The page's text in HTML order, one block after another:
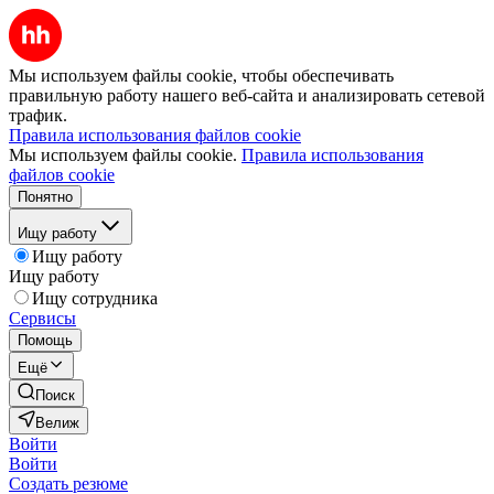
Мы используем файлы cookie, чтобы обеспечивать
правильную работу нашего веб-сайта и анализировать сетевой
трафик.
Правила использования файлов cookie
Мы используем файлы cookie. Правила использования
файлов cookie
Понятно
Ищу работу
Ищу работу
Ищу работу
Ищу сотрудника
Сервисы
Помощь
Ещё
Поиск
Велиж
Войти
Войти
Создать резюме